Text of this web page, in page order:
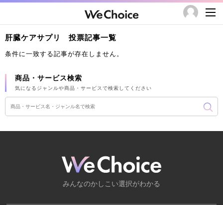
肝臓ケアサプリ 投票記事一覧
条件に一致する記事が存在しません。
商品・サービス検索
気になるジャンルや商品・サービスで検索してください
みんなのかしこい選択がわかる